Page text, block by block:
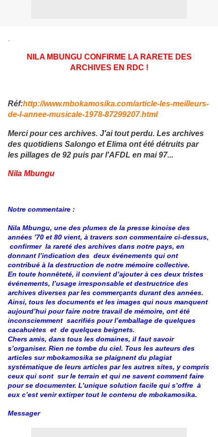
NILA MBUNGU CONFIRME LA RARETE DES
ARCHIVES EN RDC !
Réf:http://www.mbokamosika.com/article-les-meilleurs-
de-l-annee-musicale-1978-87299207.html
Merci pour ces archives. J'ai tout perdu. Les archives
des quotidiens Salongo et Elima ont été détruits par
les pillages de 92 puis par l'AFDL en mai 97...
Nila Mbungu
Notre commentaire :
Nila Mbungu, une des plumes de la presse kinoise des
années ’70 et 80 vient, à travers son commentaire ci-dessus,
confirmer la rareté des archives dans notre pays, en
donnant l’indication des deux événements qui ont
contribué à la destruction de notre mémoire collective.
En toute honnêteté, il convient d’ajouter à ces deux tristes
événements, l’usage irresponsable et destructrice des
archives diverses par les commerçants durant des années.
Ainsi, tous les documents et les images qui nous manquent
aujourd’hui pour faire notre travail de mémoire, ont été
inconsciemment sacrifiés pour l’emballage de quelques
cacahuètes et de quelques beignets.
Chers amis, dans tous les domaines, il faut savoir
s’organiser. Rien ne tombe du ciel. Tous les auteurs des
articles sur mbokamosika se plaignent du plagiat
systématique de leurs articles par les autres sites, y compris
ceux qui sont sur le terrain et qui ne savent comment faire
pour se documenter. L’unique solution facile qui s’offre à
eux c’est venir extirper tout le contenu de mbokamosika.
Messager